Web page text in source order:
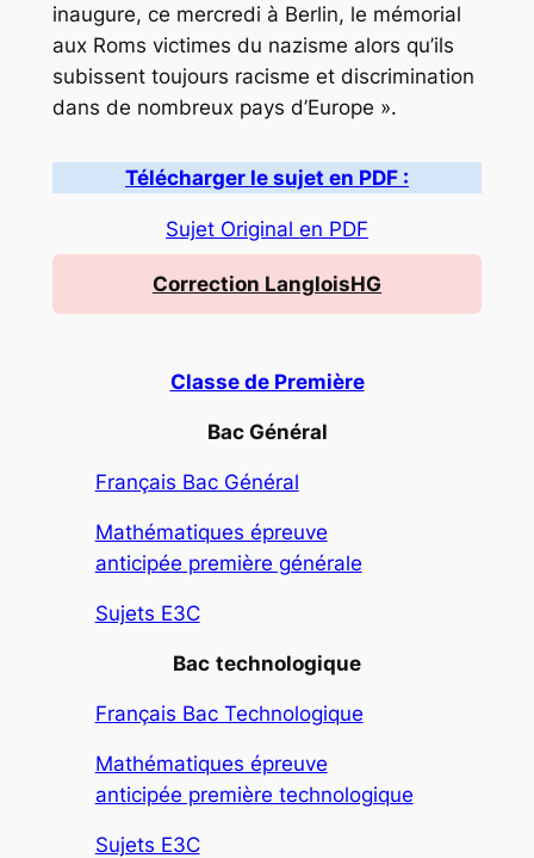
inaugure, ce mercredi à Berlin, le mémorial
aux Roms victimes du nazisme alors qu’ils
subissent toujours racisme et discrimination
dans de nombreux pays d’Europe ».
Télécharger le sujet en PDF :
Sujet Original en PDF
Correction LangloisHG
Classe de Première
Bac Général
Français Bac Général
Mathématiques épreuve
anticipée première générale
Sujets E3C
Bac technologique
Français Bac Technologique
Mathématiques épreuve
anticipée première technologique
Sujets E3C